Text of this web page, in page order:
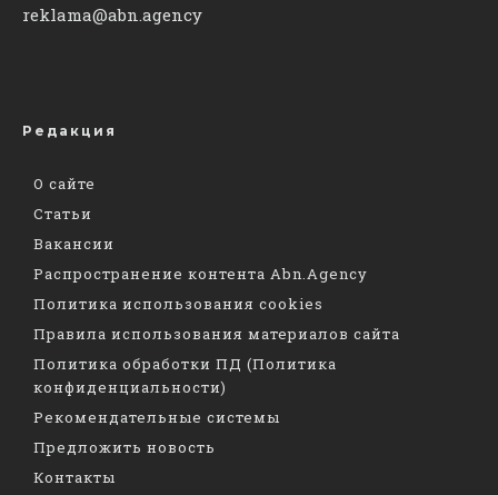
reklama@abn.agency
Редакция
О сайте
Статьи
Вакансии
Распространение контента Abn.Agency
Политика использования cookies
Правила использования материалов сайта
Политика обработки ПД (Политика
конфиденциальности)
Рекомендательные системы
Предложить новость
Контакты